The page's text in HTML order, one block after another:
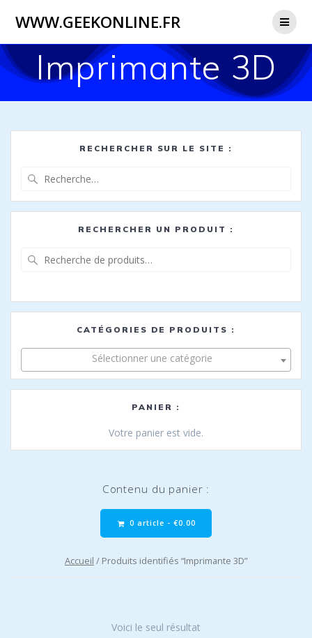
WWW.GEEKONLINE.FR
Imprimante 3D
RECHERCHER SUR LE SITE :
:
RECHERCHER UN PRODUIT :
CATÉGORIES DE PRODUITS :
Sélectionner une catégorie
PANIER :
Votre panier est vide.
Contenu du panier :
0 article - €0.00
Accueil / Produits identifiés “Imprimante 3D”
Voici le seul résultat